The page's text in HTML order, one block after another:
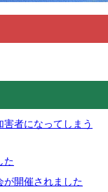
者になってしまう
た
開催されました